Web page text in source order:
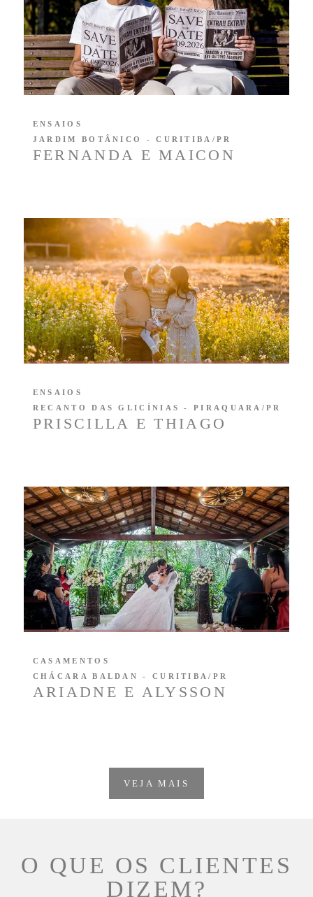
FERNANDA E MAICON
ENSAIOS
JARDIM BOTÂNICO - CURITIBA/PR
PRISCILLA E THIAGO
ENSAIOS
RECANTO DAS GLICÍNIAS - PIRAQUARA/PR
ARIADNE E ALYSSON
CASAMENTOS
CHÁCARA BALDAN - CURITIBA/PR
VEJA MAIS
O QUE OS CLIENTES
DIZEM?